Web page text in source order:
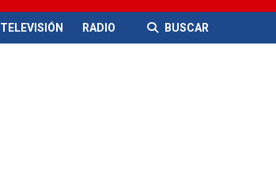
TELEVISIÓN RADIO BUSCAR